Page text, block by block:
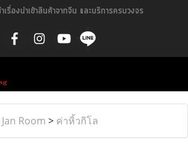
รื่องนำเข้าสินค้าจากจีน และบริการครบวงจร
Jan Room > ค่าหิ้วกิโล